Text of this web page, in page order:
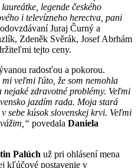
legende českého
i televízneho herectva, pani
Juraj Čurný a
Zdeněk Svěrák, Josef Abrhám
tejto ceny.
radosťou a pokorou.
mi veľmi ľúto, že som nemohla
zdravotné problémy. Veľmi
jazdím rada. Moja stará
sebe kúsok slovenskej krvi. Veľmi
povedala Daniela
Palúch už pri ohlásení mena
kľúčové postavenie v